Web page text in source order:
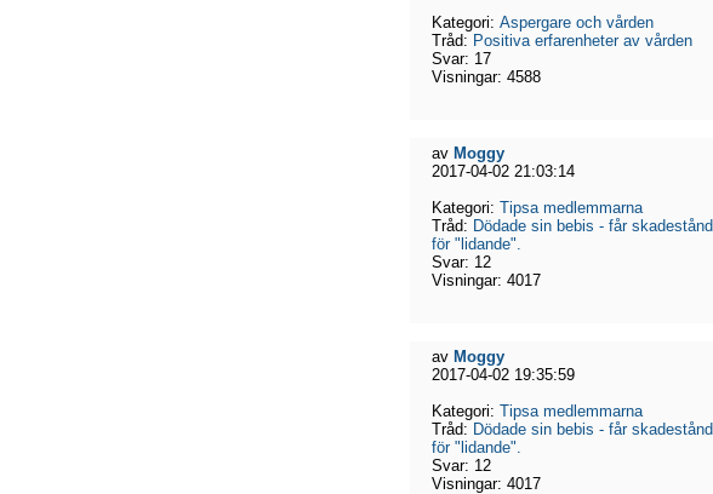
Kategori: Aspergare och vården
Tråd: Positiva erfarenheter av vården
Svar: 17
Visningar: 4588
av Moggy
2017-04-02 21:03:14
Kategori: Tipsa medlemmarna
Tråd: Dödade sin bebis - får skadestånd
för "lidande".
Svar: 12
Visningar: 4017
av Moggy
2017-04-02 19:35:59
Kategori: Tipsa medlemmarna
Tråd: Dödade sin bebis - får skadestånd
för "lidande".
Svar: 12
Visningar: 4017